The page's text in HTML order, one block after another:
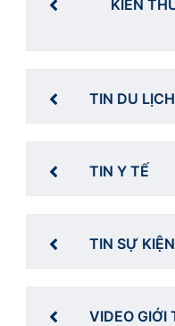
KIẾN
TIN DU LỊCH
TIN Y TẾ
TIN SỰ KIỆN
VIDEO GIỚI